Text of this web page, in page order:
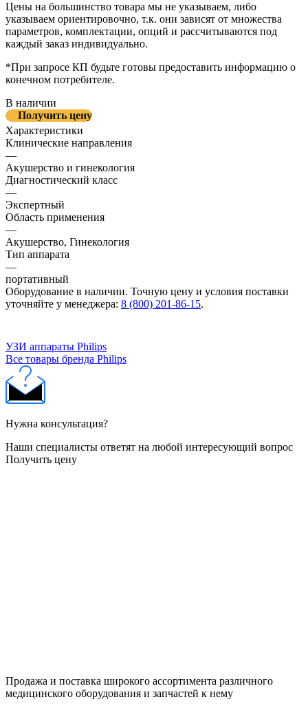
Цены на большинство товара мы не указываем, либо
указываем ориентировочно, т.к. они зависят от множества
параметров, комплектации, опций и рассчитываются под
каждый заказ индивидуально.
*При запросе КП будьте готовы предоставить информацию о
конечном потребителе.
В наличии
Получить цену
Характеристики
Клинические направления
—
Акушерство и гинекология
Диагностический класс
—
Экспертный
Область применения
—
Акушерство, Гинекология
Тип аппарата
—
портативный
Оборудование в наличии. Точную цену и условия поставки
уточняйте у менеджера: 8 (800) 201-86-15.
УЗИ аппараты Philips
Все товары бренда Philips
Нужна консультация?
Наши специалисты ответят на любой интересующий вопрос
Получить цену
Продажа и поставка широкого ассортимента различного
медицинского оборудования и запчастей к нему